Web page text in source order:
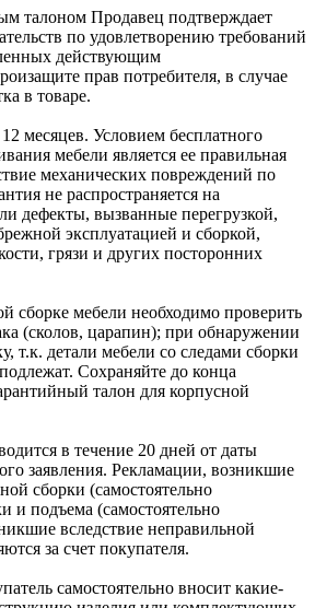
талоном Продавец подтверждает
по удовлетворению требований
действующим
прав потребителя, в случае
в товаре.
месяцев. Условием бесплатного
мебели является ее правильная
механических повреждений по
не распространяется на
дефекты, вызванные перегрузкой,
эксплуатацией и сборкой,
грязи и других посторонних
сборке мебели необходимо проверить
(сколов, царапин); при обнаружении
т.к. детали мебели со следами сборки
Сохраняйте до конца
талон для корпусной
в течение 20 дней от даты
заявления. Рекламации, возникшие
сборки (самостоятельно
и подъема (самостоятельно
вследствие неправильной
за счет покупателя.
самостоятельно вносит какие-